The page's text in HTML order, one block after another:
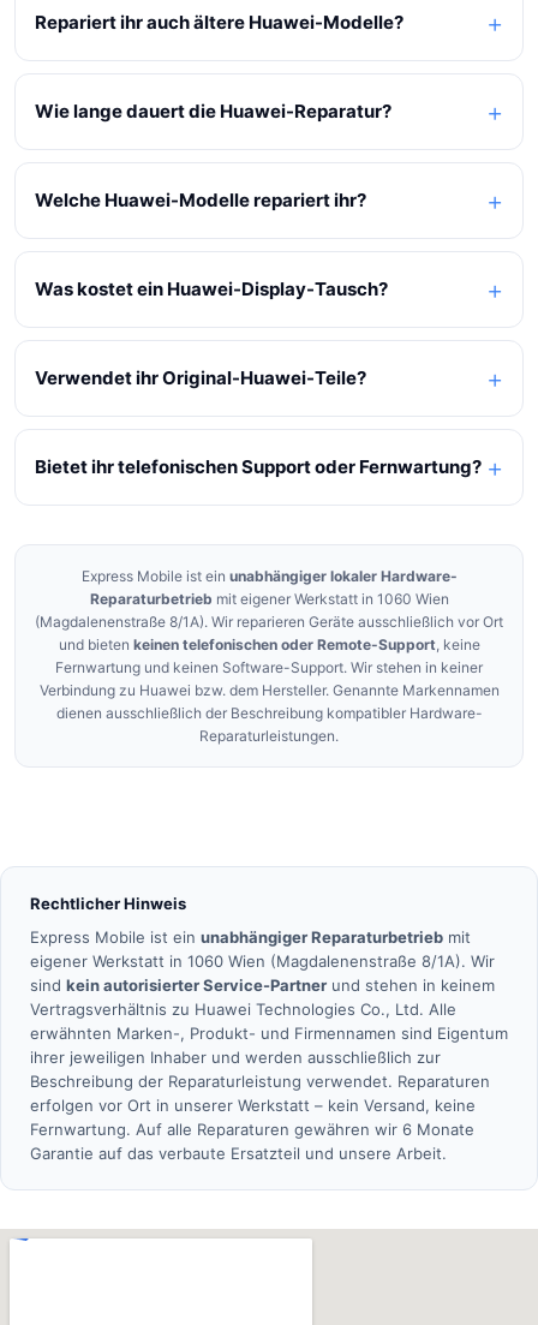
Repariert ihr auch ältere Huawei-Modelle?
Wie lange dauert die Huawei-Reparatur?
Welche Huawei-Modelle repariert ihr?
Was kostet ein Huawei-Display-Tausch?
Verwendet ihr Original-Huawei-Teile?
Bietet ihr telefonischen Support oder Fernwartung?
Express Mobile ist ein unabhängiger lokaler Hardware-
Reparaturbetrieb mit eigener Werkstatt in 1060 Wien
(Magdalenenstraße 8/1A). Wir reparieren Geräte ausschließlich vor Ort
und bieten keinen telefonischen oder Remote-Support, keine
Fernwartung und keinen Software-Support. Wir stehen in keiner
Verbindung zu Huawei bzw. dem Hersteller. Genannte Markennamen
dienen ausschließlich der Beschreibung kompatibler Hardware-
Reparaturleistungen.
Rechtlicher Hinweis
Express Mobile ist ein unabhängiger Reparaturbetrieb mit
eigener Werkstatt in 1060 Wien (Magdalenenstraße 8/1A). Wir
sind kein autorisierter Service-Partner und stehen in keinem
Vertragsverhältnis zu Huawei Technologies Co., Ltd. Alle
erwähnten Marken-, Produkt- und Firmennamen sind Eigentum
ihrer jeweiligen Inhaber und werden ausschließlich zur
Beschreibung der Reparaturleistung verwendet. Reparaturen
erfolgen vor Ort in unserer Werkstatt – kein Versand, keine
Fernwartung. Auf alle Reparaturen gewähren wir 6 Monate
Garantie auf das verbaute Ersatzteil und unsere Arbeit.